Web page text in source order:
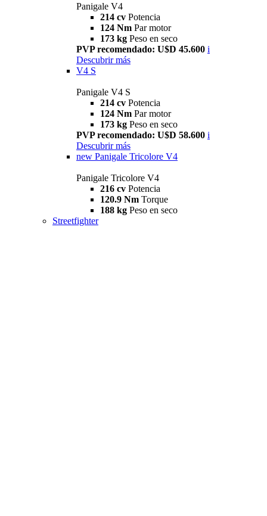
Panigale V4
214 cv Potencia
124 Nm Par motor
173 kg Peso en seco
PVP recomendado: U$D 45.600 i
Descubrir más
V4 S
Panigale V4 S
214 cv Potencia
124 Nm Par motor
173 kg Peso en seco
PVP recomendado: U$D 58.600 i
Descubrir más
new Panigale Tricolore V4
Panigale Tricolore V4
216 cv Potencia
120.9 Nm Torque
188 kg Peso en seco
Streetfighter